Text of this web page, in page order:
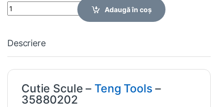
Quantity
Adaugă în coș
Descriere
Cutie Scule – Teng Tools–
35880202